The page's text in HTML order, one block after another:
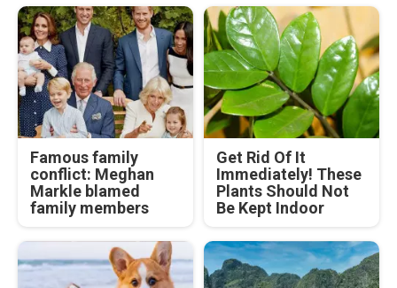
Famous family
conflict: Meghan
Markle blamed
family members
Get Rid Of It
Immediately! These
Plants Should Not
Be Kept Indoor